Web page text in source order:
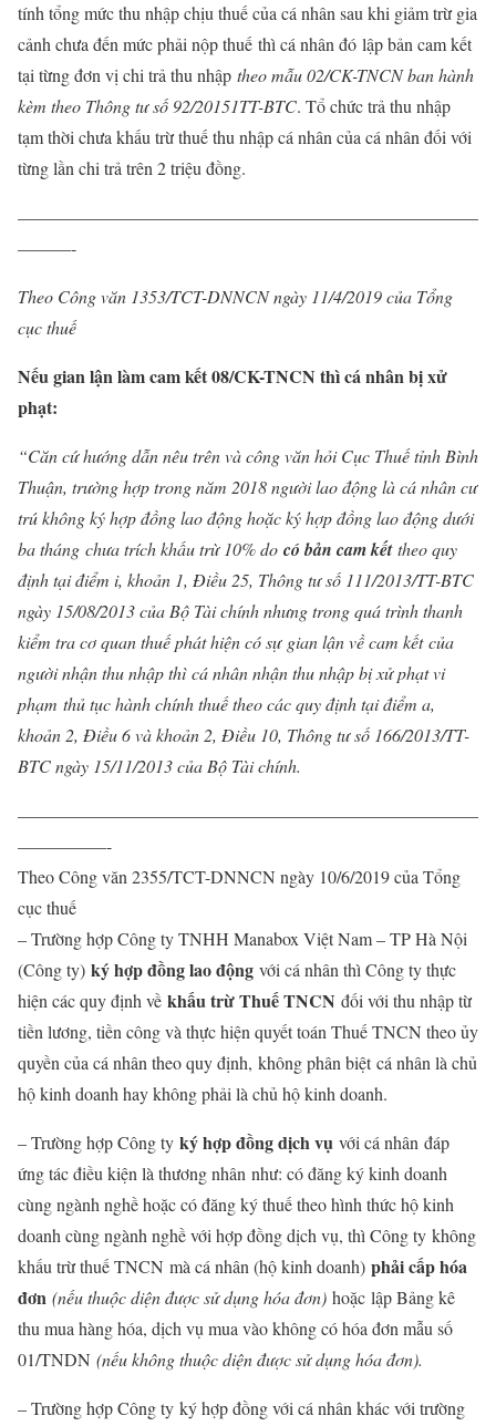
tính tổng mức thu nhập chịu thuế của cá nhân sau khi giảm trừ gia
cảnh chưa đến mức phải nộp thuế thì cá nhân đó lập bản cam kết
tại từng đơn vị chi trả thu nhập theo mẫu 02/CK-TNCN ban hành
kèm theo Thông tư số 92/20151TT-BTC. Tổ chức trả thu nhập
tạm thời chưa khấu trừ thuế thu nhập cá nhân của cá nhân đối với
từng lần chi trả trên 2 triệu đồng.
——————————————————————————
———-
Theo Công văn 1353/TCT-DNNCN ngày 11/4/2019 của Tổng
cục thuế
Nếu gian lận làm cam kết 08/CK-TNCN thì cá nhân bị xử
phạt:
“Căn cứ hướng dẫn nêu trên và công văn hỏi Cục Thuế tỉnh Bình
Thuận, trường hợp trong năm 2018 người lao động là cá nhân cư
trú không ký hợp đồng lao động hoặc ký hợp đồng lao động dưới
ba tháng chưa trích khấu trừ 10% do có bản cam kết theo quy
định tại điểm i, khoản 1, Điều 25, Thông tư số 111/2013/TT-BTC
ngày 15/08/2013 của Bộ Tài chính nhưng trong quá trình thanh
kiểm tra cơ quan thuế phát hiện có sự gian lận về cam kếtcủa
người nhận thu nhập thìcá nhân nhận thu nhập bị xử phạt vi
phạm thủ tục hành chính thuế theo các quy định tại điểm a,
khoản 2, Điều 6 và khoản 2, Điều 10, Thông tư số 166/2013/TT-
BTC ngày 15/11/2013 của Bộ Tài chính.
——————————————————————————
—————-
Theo Công văn 2355/TCT-DNNCN ngày 10/6/2019 của Tổng
cục thuế
– Trường hợp Công ty TNHH Manabox Việt Nam – TP Hà Nội
(Công ty) ký hợp đồng lao động với cá nhân thì Công ty thực
hiện các quy định về khấu trừ Thuế TNCN đối với thu nhập từ
tiền lương, tiền công và thực hiện quyết toán Thuế TNCN theo ủy
quyền của cá nhân theo quy định, không phân biệt cá nhân là chủ
hộ kinh doanh hay không phải là chủ hộ kinh doanh.
– Trường hợp Công ty ký hợp đồng dịch vụ với cá nhân đáp
ứng tác điều kiện là thương nhân như: có đăng ký kinh doanh
cùng ngành nghề hoặc có đăng ký thuế theo hình thức hộ kinh
doanh cùng ngành nghề với hợp đồng dịch vụ, thì Công ty không
khấu trừ thuế TNCN mà cá nhân (hộ kinh doanh) phải cấp hóa
đơn (nếu thuộc diện được sử dụng hóa đơn) hoặc lập Bảng kê
thu mua hàng hóa, dịch vụ mua vào không có hóa đơn mẫu số
01/TNDN (nếu không thuộc diện được sử dụng hóa đơn).
– Trường hợp Công ty ký hợp đồng với cá nhân khác với trường